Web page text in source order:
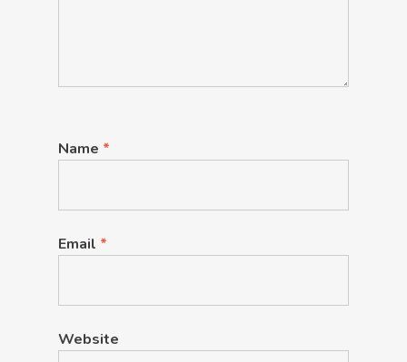
Name *
Email *
Website